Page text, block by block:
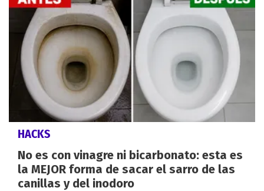
HACKS
No es con vinagre ni bicarbonato: esta es
la MEJOR forma de sacar el sarro de las
canillas y del inodoro